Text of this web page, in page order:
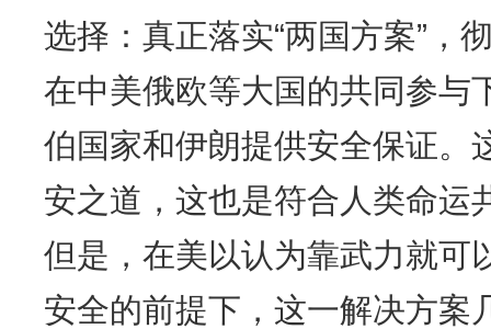
选择：真正落实“两国方案”，
在中美俄欧等大国的共同参与
伯国家和伊朗提供安全保证。
安之道，这也是符合人类命运
但是，在美以认为靠武力就可
安全的前提下，这一解决方案